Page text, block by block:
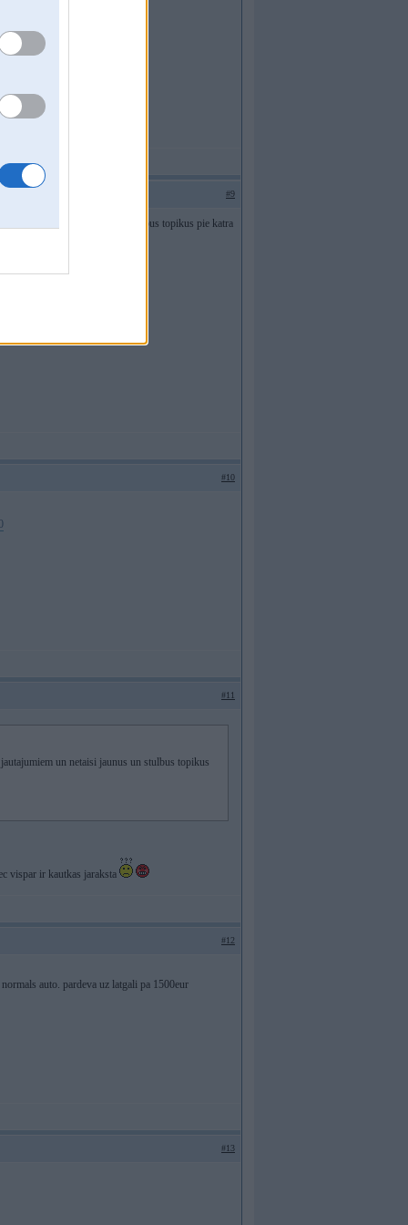
#9
un netaisi jaunus un stulbus topikus pie katra
#10
#11
un netaisi jaunus un stulbus topikus
vispar ir kautkas jaraksta
#12
auto. pardeva uz latgali pa 1500eur
#13